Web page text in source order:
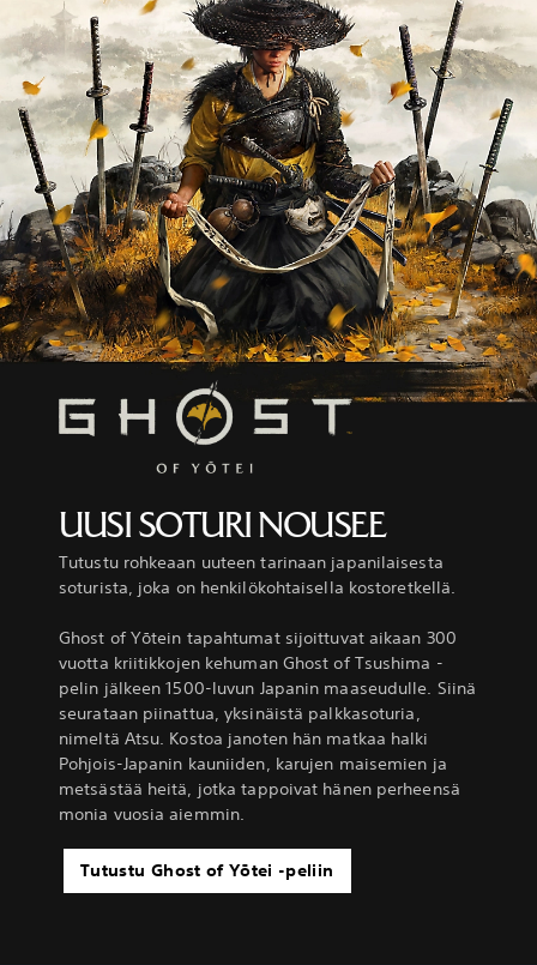
UUSI SOTURI NOUSEE
Tutustu rohkeaan uuteen tarinaan japanilaisesta
soturista, joka on henkilökohtaisella kostoretkellä.
Ghost of Yōtein tapahtumat sijoittuvat aikaan 300
vuotta kriitikkojen kehuman Ghost of Tsushima -
pelin jälkeen 1500-luvun Japanin maaseudulle. Siinä
seurataan piinattua, yksinäistä palkkasoturia,
nimeltä Atsu. Kostoa janoten hän matkaa halki
Pohjois-Japanin kauniiden, karujen maisemien ja
metsästää heitä, jotka tappoivat hänen perheensä
monia vuosia aiemmin.
Tutustu Ghost of Yōtei -peliin